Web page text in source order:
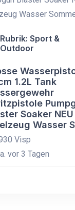
Rubrik: Sport &
Outdoor
1.2L Tank
Soaker NEU
Wasser
Visp
vor 3 Tagen